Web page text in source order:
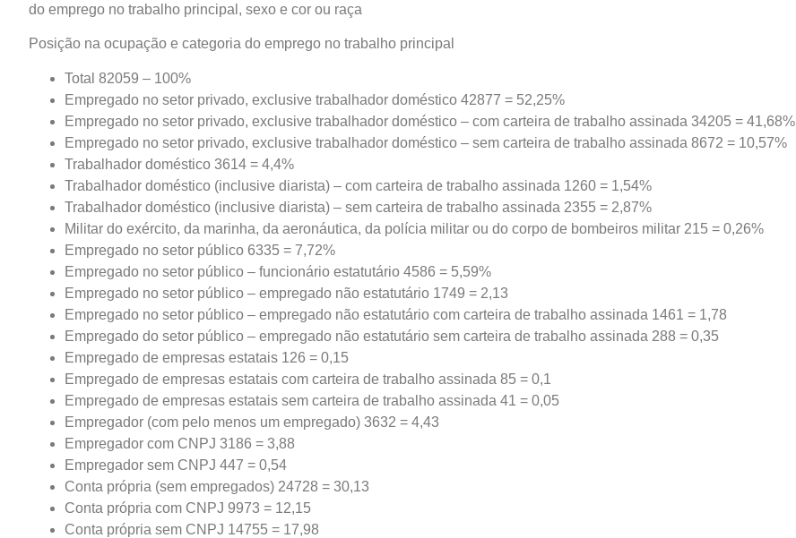
do emprego no trabalho principal, sexo e cor ou raça
Posição na ocupação e categoria do emprego no trabalho principal
Total 82059 – 100%
Empregado no setor privado, exclusive trabalhador doméstico 42877 = 52,25%
Empregado no setor privado, exclusive trabalhador doméstico – com carteira de trabalho assinada 34205 = 41,68%
Empregado no setor privado, exclusive trabalhador doméstico – sem carteira de trabalho assinada 8672 = 10,57%
Trabalhador doméstico 3614 = 4,4%
Trabalhador doméstico (inclusive diarista) – com carteira de trabalho assinada 1260 = 1,54%
Trabalhador doméstico (inclusive diarista) – sem carteira de trabalho assinada 2355 = 2,87%
Militar do exército, da marinha, da aeronáutica, da polícia militar ou do corpo de bombeiros militar 215 = 0,26%
Empregado no setor público 6335 = 7,72%
Empregado no setor público – funcionário estatutário 4586 = 5,59%
Empregado no setor público – empregado não estatutário 1749 = 2,13
Empregado no setor público – empregado não estatutário com carteira de trabalho assinada 1461 = 1,78
Empregado do setor público – empregado não estatutário sem carteira de trabalho assinada 288 = 0,35
Empregado de empresas estatais 126 = 0,15
Empregado de empresas estatais com carteira de trabalho assinada 85 = 0,1
Empregado de empresas estatais sem carteira de trabalho assinada 41 = 0,05
Empregador (com pelo menos um empregado) 3632 = 4,43
Empregador com CNPJ 3186 = 3,88
Empregador sem CNPJ 447 = 0,54
Conta própria (sem empregados) 24728 = 30,13
Conta própria com CNPJ 9973 = 12,15
Conta própria sem CNPJ 14755 = 17,98